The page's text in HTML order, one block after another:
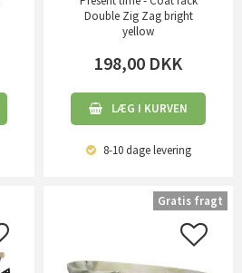
Double Zig Zag bright
yellow
198,00 DKK
LÆG I KURVEN
8-10 dagelevering
Gratis fragt